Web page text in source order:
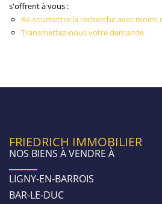
s'offrent à vous :
Re-soumettre la recherche avec moins
Transmettez-nous votre demande
FRIEDRICH IMMOBILIER
NOS BIENS À VENDRE À
LIGNY-EN-BARROIS
BAR-LE-DUC